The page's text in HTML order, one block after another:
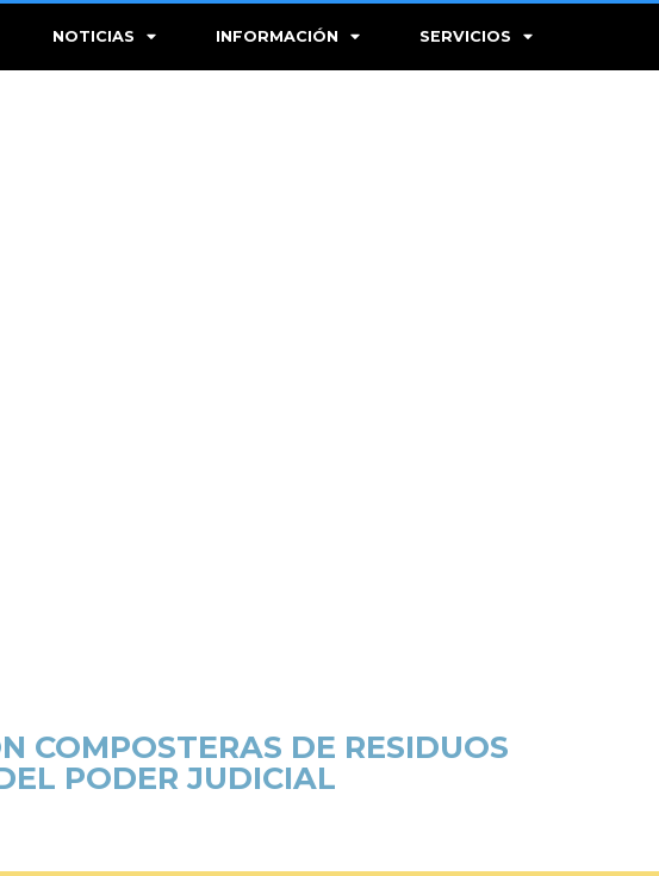
NOTICIAS INFORMACIÓN SERVICIOS
COMPOSTERAS DE RESIDUOS
PODER JUDICIAL